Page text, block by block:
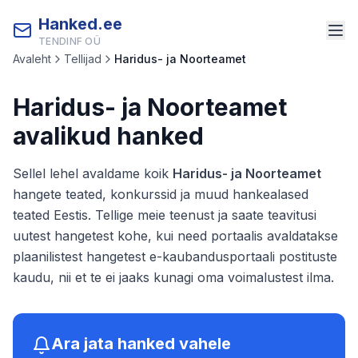
Hanked.ee
TENDINF OÜ
Avaleht Tellijad Haridus- ja Noorteamet
Haridus- ja Noorteamet
avalikud hanked
Sellel lehel avaldame koik Haridus- ja Noorteamet
hangete teated, konkurssid ja muud hankealased
teated Eestis. Tellige meie teenust ja saate teavitusi
uutest hangetest kohe, kui need portaalis avaldatakse
plaanilistest hangetest e-kaubandusportaali postituste
kaudu, nii et te ei jaaks kunagi oma voimalustest ilma.
Ara jata hanked vahele